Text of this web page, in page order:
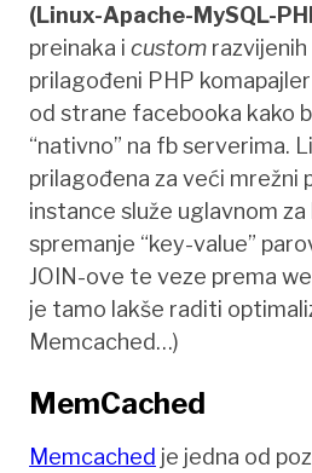
(Linux-Apache-MySQL-
preinaka i custom
prilagođeni PHP
od strane facebooka kako
“nativno” na fb serverima.
prilagođena za veći mrežni
instance služe uglavnom
spremanje “key-value”
JOIN-ove te veze prema
je tamo lakše raditi
Memcached…)
MemCached
Memcached je jedna od